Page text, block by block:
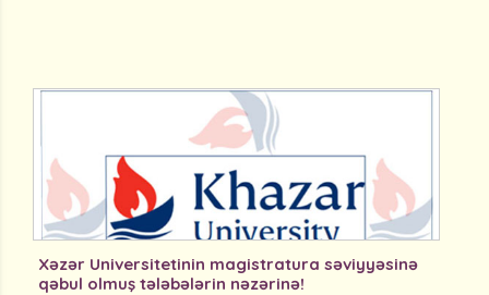
Xəzər Universitetinin magistratura səviyyəsinə
qəbul olmuş tələbələrin nəzərinə!